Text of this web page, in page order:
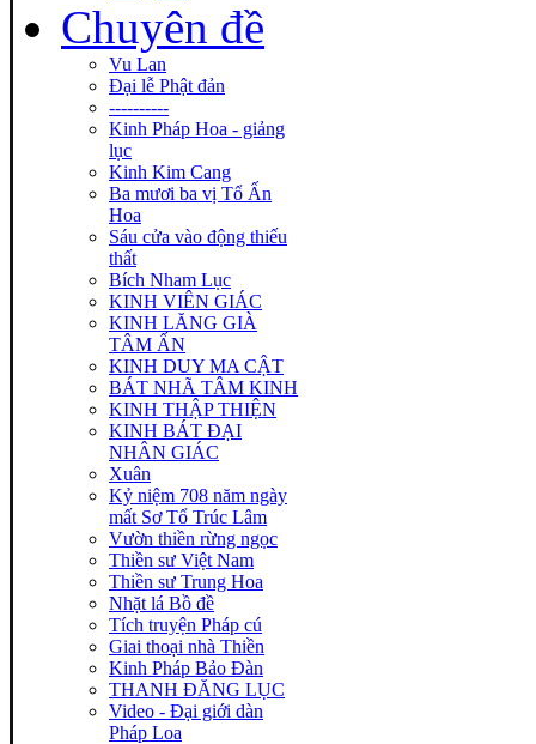
Chuyên đề
Vu Lan
Đại lễ Phật đản
----------
Kinh Pháp Hoa - giảng
lục
Kinh Kim Cang
Ba mươi ba vị Tổ Ấn
Hoa
Sáu cửa vào động thiếu
thất
Bích Nham Lục
KINH VIÊN GIÁC
KINH LĂNG GIÀ
TÂM ẤN
KINH DUY MA CẬT
BÁT NHÃ TÂM KINH
KINH THẬP THIỆN
KINH BÁT ĐẠI
NHÂN GIÁC
Xuân
Kỷ niệm 708 năm ngày
mất Sơ Tổ Trúc Lâm
Vườn thiền rừng ngọc
Thiền sư Việt Nam
Thiền sư Trung Hoa
Nhặt lá Bồ đề
Tích truyện Pháp cú
Giai thoại nhà Thiền
Kinh Pháp Bảo Đàn
THANH ĐĂNG LỤC
Video - Đại giới dàn
Pháp Loa